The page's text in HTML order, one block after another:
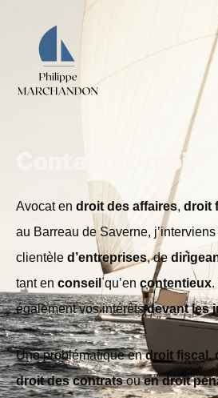
Contactez-moi
Avocat en droit des affaires, droit
au Barreau de Saverne, j’interviens
clientèle d’entreprises, de
tant en conseil qu’en contentieux.
également vos intérêtsdevant les
Une problématique endroit fiscal,
droit des contratsouen droit